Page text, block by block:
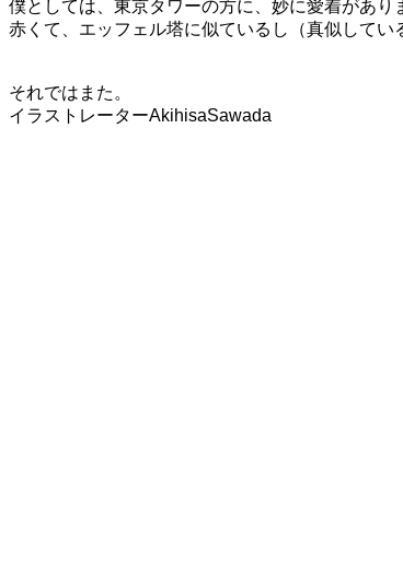
僕としては、東京タワーの方に、妙に愛着があり
赤くて、エッフェル塔に似ているし（真似して
それではまた。
イラストレーターAkihisaSawada